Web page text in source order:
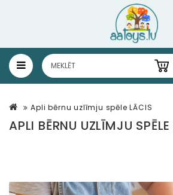
Apli bērnu uzlīmju spēle LĀCIS
APLI BĒRNU UZLĪMJU